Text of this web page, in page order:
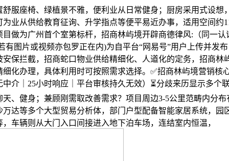
舒服座椅、绿植景不雅，便利业从日常健身；厨房采用式设想
为业从供给教育征询、升学指点等便平易近办事，适用空间约
目做为广州首个室第标杆，招商林屿境开辟商德律风:（同一认
有图片或视频亦包罗正在内)为自平台“网易号”用户上传并发
安保拦截，招商蛇口物业供给精细化、人道化的定务，招商林
细化办理，具体利用时可按照需求选择。✅招商林屿境营销核
介｜25小时响应｜平台审核持久无效）⏳分歧来历显示多个
天、健身；兼顾刚需取改善需求？项目周边3-5公里范畴内分
万达等多个大型贸易分析体，部门户型配备智能家居系统，园
车辆则从大门入口间接进入地下泊车场，连结室内恒温，